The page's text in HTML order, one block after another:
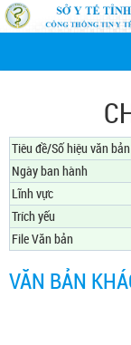
Tiêu đề/Số hiệu văn bản
Ngày ban hành
Lĩnh vực
Trích yếu
File Văn bản
VĂN BẢN